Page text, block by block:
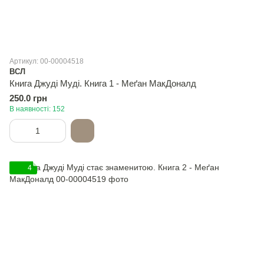
Артикул: 00-00004518
ВСЛ
Книга Джуді Муді. Книга 1 - Меґан МакДоналд
250.0 грн
В наявності: 152
4